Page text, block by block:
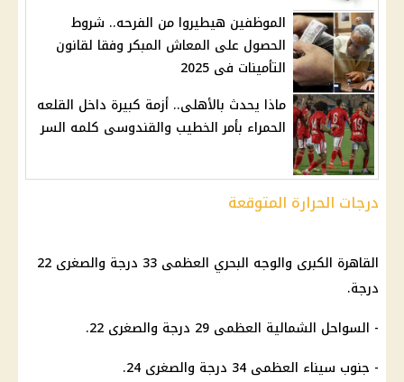
الموظفين هيطيروا من الفرحه.. شروط
الحصول على المعاش المبكر وفقا لقانون
التأمينات فى 2025
ماذا يحدث بالأهلى.. أزمة كبيرة داخل القلعه
الحمراء بأمر الخطيب والقندوسى كلمه السر
درجات الحرارة المتوقعة
القاهرة الكبرى والوجه البحري العظمى 33 درجة والصغرى 22
درجة.
- السواحل الشمالية العظمى 29 درجة والصغرى 22.
- جنوب سيناء العظمى 34 درجة والصغرى 24.